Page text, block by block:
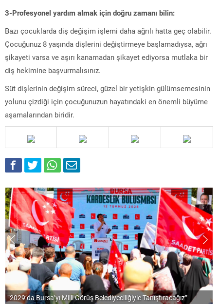
3-Profesyonel yardım almak için doğru zamanı bilin:
Bazı çocuklarda diş değişim işlemi daha ağrılı hatta geç olabilir.
Çocuğunuz 8 yaşında dişlerini değiştirmeye başlamadıysa, ağrı
şikayeti varsa ve aşırı kanamadan şikayet ediyorsa mutlaka bir
diş hekimine başvurmalısınız.
Süt dişlerinin değişim süreci, güzel bir yetişkin gülümsemesinin
yolunu çizdiği için çocuğunuzun hayatındaki en önemli büyüme
aşamalarından biridir.
“2029’da Bursa’yı Milli Görüş Belediyeciliğiyle Tanıştıracağız”